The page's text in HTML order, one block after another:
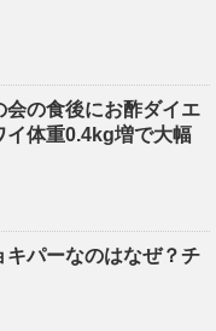
会の食後にお酢ダイエ
イ体重0.4kg増で大幅
キパーなのはなぜ？チ